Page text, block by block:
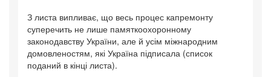
З листа випливає, що весь процес капремонту
суперечить не лише памяткоохоронному
законодавству України, але й усім міжнародним
домовленостям, які Україна підписала (список
поданий в кінці листа).